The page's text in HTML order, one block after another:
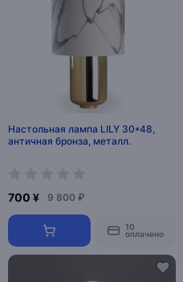
Настольная лампа LILY 30*48,
античная бронза, металл.
700 ¥ 9 800 ₽
10
оплачено